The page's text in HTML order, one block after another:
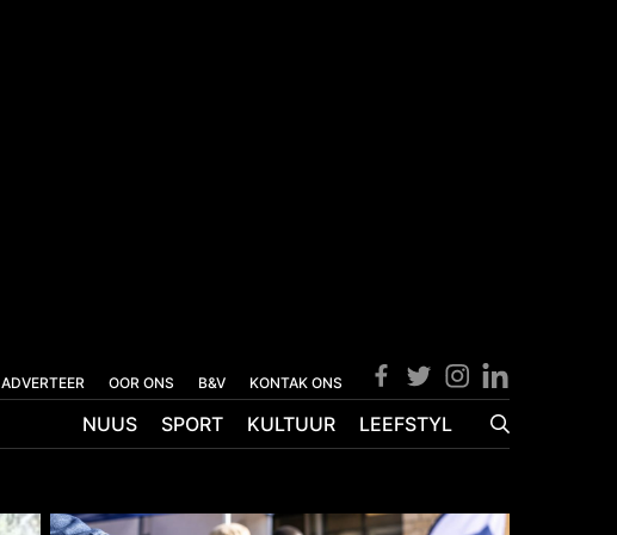
ADVERTEER OOR ONS B&V KONTAK ONS
NUUS SPORT KULTUUR LEEFSTYL